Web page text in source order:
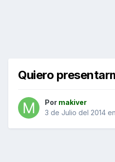
Quiero
Por makiver
3 de Julio del 2014 en